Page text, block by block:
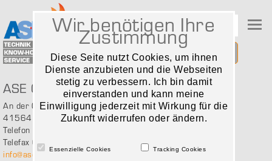
Wir benötigen Ihre
Zustimmung
Diese Seite nutzt Cookies, um ihnen
Dienste anzubieten und die Webseiten
stetig zu verbessern. Ich bin damit
einverstanden und kann meine
Einwilligung jederzeit mit Wirkung für die
Zukunft widerrufen oder ändern.
Essenzielle Cookies Tracking Cookies
Leuchtensuche
ASE GmbH
An der Gümpgesbrücke 19
41564 Kaarst
Telefon 02131 / 40 213 0
Telefax 02131 / 40 213 77
info@ase-kaarst.de